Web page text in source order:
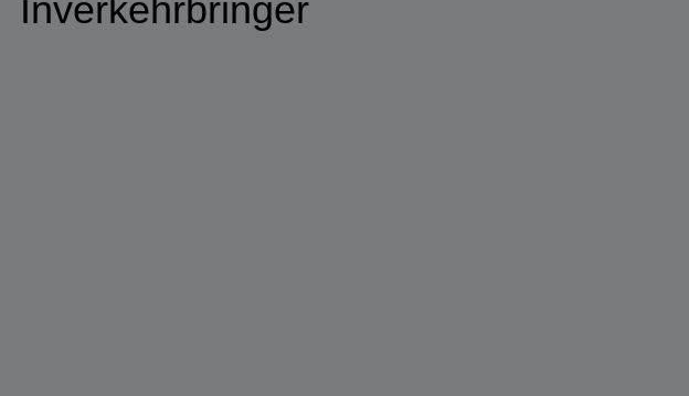
Inverkehrbringer